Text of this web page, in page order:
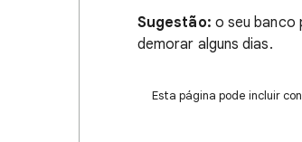
Sugestão: o seu banco
demorar alguns dias.
Esta página pode incluir